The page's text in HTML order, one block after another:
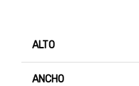
ALTO
ANCHO